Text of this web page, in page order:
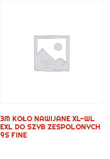
3M KOŁO NAWIJANE XL-WL
EXL DO SZYB ZESPOLONYCH
9S FINE